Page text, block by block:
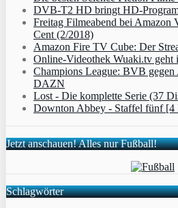
DVB-T2 HD bringt HD-
Freitag Filmeabend bei Amazon
Cent (2/2018)
Amazon Fire TV Cube: Der
Online-Videothek Wuaki.tv geht
Champions League: BVB
DAZN
Lost - Die komplette Serie (37
Downton Abbey - Staffel fünf
Jetzt anschauen! Alles nur Fußball!
Schlagwörter